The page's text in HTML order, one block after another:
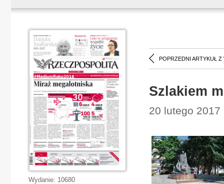
POPRZEDNI ARTYKUŁ Z
Szlakiem
20 lutego
Wydanie: 10680